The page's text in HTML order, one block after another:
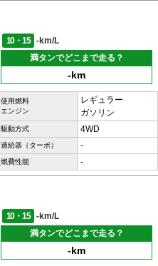
10・15
-km/L
満タンでどこまで走る？
-km
使用燃料
エンジン
レギュラー
ガソリン
駆動方式 4WD
過給器（ターボ） -
燃費性能 -
10・15
-km/L
満タンでどこまで走る？
-km